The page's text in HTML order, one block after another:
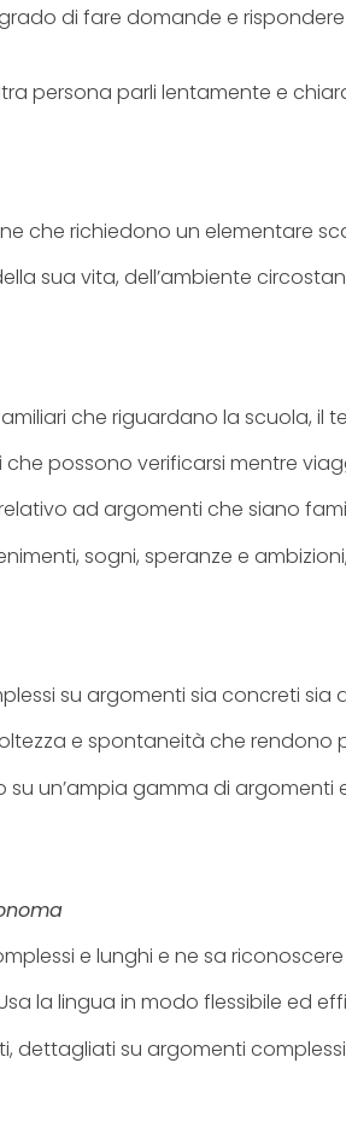
di fare domande e
persona parli lentamente e
che richiedono un elementare
sua vita, dell’ambiente
che riguardano la scuola, il
possono verificarsi mentre
ad argomenti che siano
sogni, speranze e
su argomenti sia concreti
e spontaneità che rendono
un’ampia gamma di
e lunghi e ne sa
la lingua in modo flessibile ed
dettagliati su argomenti